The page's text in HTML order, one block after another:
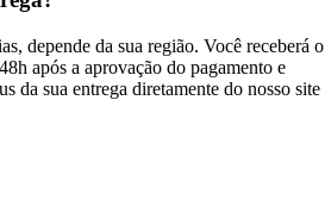
depende da sua região. Você receberá o
após a aprovação do pagamento e
da sua entrega diretamente do nosso site